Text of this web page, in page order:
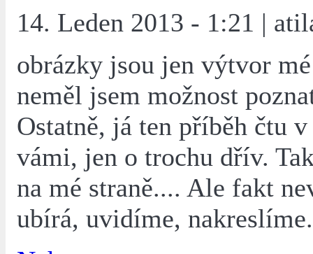
14. Leden 2013 - 1:21 |
obrázky jsou jen výtvor
neměl jsem možnost
Ostatně, já ten příběh čtu v
vámi, jen o trochu dřív.
na mé straně.... Ale fakt
ubírá, uvidíme, nakreslíme.